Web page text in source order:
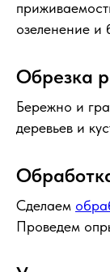
озеленение и
Обрезка
Бережно и
деревьев и
Сделаем
Проведем